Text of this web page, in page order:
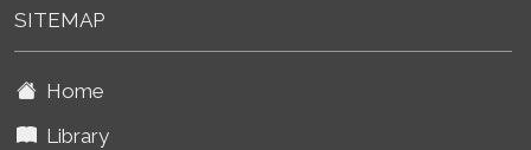
SITEMAP
Home
Library